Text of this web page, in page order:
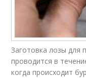
Заготовка лозы для
проводится в
когда происходит